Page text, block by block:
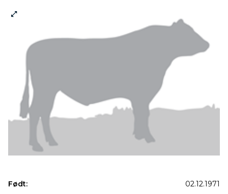
Født:
02.12.1971